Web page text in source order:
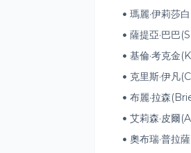
瑪麗·伊莉莎
薩提亞·巴巴
基倫·考克金
克里斯·伊凡
布麗·拉森
艾莉森·皮爾
奧布瑞·普拉